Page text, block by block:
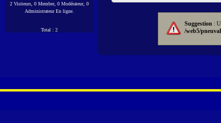
2 Visiteurs, 0 Membre, 0 Modérateur, 0
Administrateur En ligne.
Total : 2
Suggestion :
/web5/